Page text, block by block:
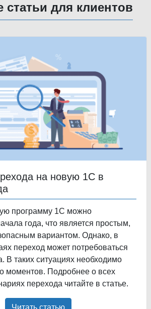
статьи для клиентов
на новую 1С в
программу 1С можно
года, что является простым,
вариантом. Однако, в
переход может потребоваться
В таких ситуациях необходимо
моментов. Подробнее о всех
перехода читайте в статье.
Читать статью